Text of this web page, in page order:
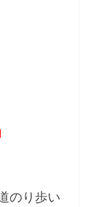
のり歩い